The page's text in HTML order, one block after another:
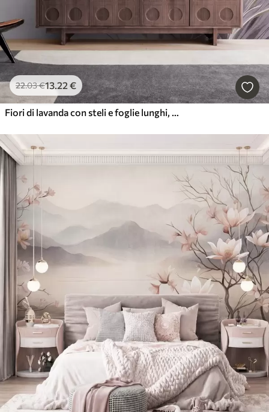
22.03€13.22 €
Fiori di lavanda con steli e foglie lunghi, opera d’arte dai toni tenui e dalla texture morbida